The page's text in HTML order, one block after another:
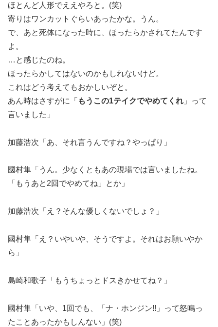
ほとんど人形でええやろと。(笑)
寄りはワンカットぐらいあったかな。うん。
で、あと死体になった時に、ほったらかされてたんです
よ。
…と感じたのね。
ほったらかしてはないのかもしれないけど。
これはどう考えてもおかしいぞと。
あん時はさすがに「 もうこの1テイクでやめてくれ 」って
言いました」
加藤浩次「あ、それ言うんですね？やっぱり」
國村隼「うん。少なくともあの現場では言いましたね。
「もうあと2回でやめてね」とか」
加藤浩次「え？そんな優しくないでしょ？」
國村隼「え？いやいや、そうですよ。それはお願いやか
ら」
島崎和歌子「もうちょっとドスきかせてね？」
國村隼「いや、1回でも、「ナ・ホンジン!!」って怒鳴っ
たことあったかもしんない」(笑)